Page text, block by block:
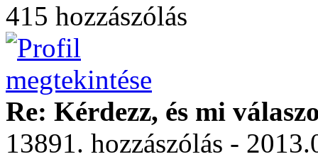
415 hozzászólás
Re: Kérdezz, és mi
13891. hozzászólás -